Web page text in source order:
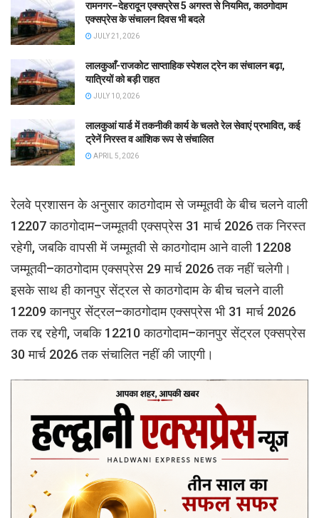
रामनगर–देहरादून एक्सप्रेस 5 अगस्त से नियमित, काठगोदाम
एक्सप्रेस के संचालन दिवस भी बदले
JULY 21, 2026
लालकुआँ-राजकोट साप्ताहिक स्पेशल ट्रेन का संचालन बढ़ा,
यात्रियों को बड़ी राहत
JULY 10, 2026
लालकुआं यार्ड में तकनीकी कार्य के चलते रेल सेवाएं प्रभावित, कई
ट्रेनें निरस्त व आंशिक रूप से संचालित
APRIL 5, 2026
रेलवे प्रशासन के अनुसार काठगोदाम से जम्मूतवी के बीच चलने वाली
12207 काठगोदाम–जम्मूतवी एक्सप्रेस 31 मार्च 2026 तक निरस्त
रहेगी, जबकि वापसी में जम्मूतवी से काठगोदाम आने वाली 12208
जम्मूतवी–काठगोदाम एक्सप्रेस 29 मार्च 2026 तक नहीं चलेगी।
इसके साथ ही कानपुर सेंट्रल से काठगोदाम के बीच चलने वाली
12209 कानपुर सेंट्रल–काठगोदाम एक्सप्रेस भी 31 मार्च 2026
तक रद्द रहेगी, जबकि 12210 काठगोदाम–कानपुर सेंट्रल एक्सप्रेस
30 मार्च 2026 तक संचालित नहीं की जाएगी।